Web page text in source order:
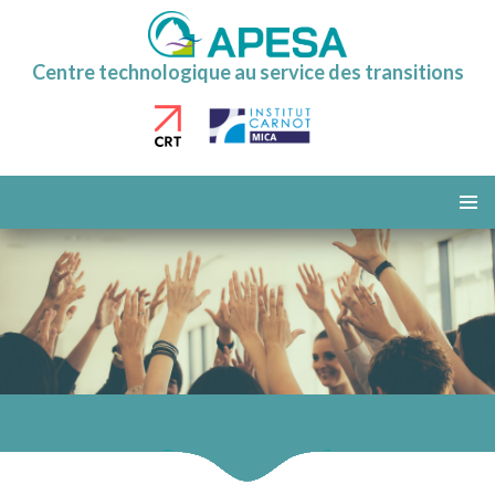
Centre technologique au service des transitions
MENU
AU
CONTENU